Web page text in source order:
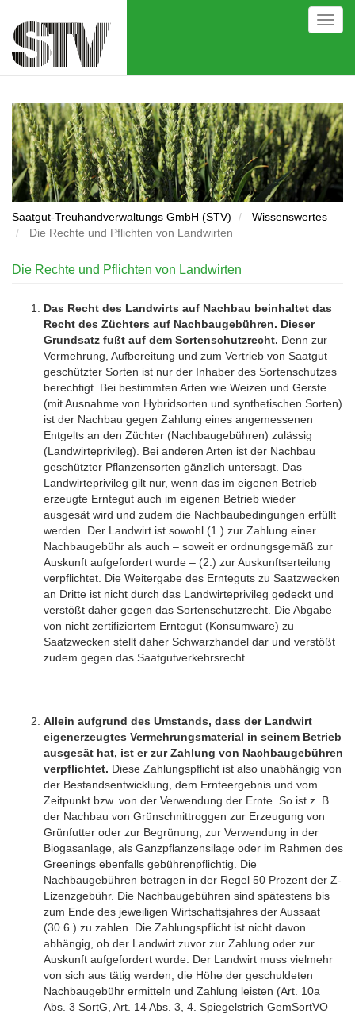
zum
Inhalt
Saatgut-Treuhandverwaltungs GmbH (STV)
Wissenswertes
Die Rechte und Pflichten von Landwirten
Die Rechte und Pflichten von Landwirten
Das Recht des Landwirts auf Nachbau beinhaltet das
Recht des Züchters auf Nachbaugebühren. Dieser
Grundsatz fußt auf dem Sortenschutzrecht. Denn zur
Vermehrung, Aufbereitung und zum Vertrieb von Saatgut
geschützter Sorten ist nur der Inhaber des Sortenschutzes
berechtigt. Bei bestimmten Arten wie Weizen und Gerste
(mit Ausnahme von Hybridsorten und synthetischen Sorten)
ist der Nachbau gegen Zahlung eines angemessenen
Entgelts an den Züchter (Nachbaugebühren) zulässig
(Landwirteprivileg). Bei anderen Arten ist der Nachbau
geschützter Pflanzensorten gänzlich untersagt. Das
Landwirteprivileg gilt nur, wenn das im eigenen Betrieb
erzeugte Erntegut auch im eigenen Betrieb wieder
ausgesät wird und zudem die Nachbaubedingungen erfüllt
werden. Der Landwirt ist sowohl (1.) zur Zahlung einer
Nachbaugebühr als auch – soweit er ordnungsgemäß zur
Auskunft aufgefordert wurde – (2.) zur Auskunftserteilung
verpflichtet. Die Weitergabe des Ernteguts zu Saatzwecken
an Dritte ist nicht durch das Landwirteprivileg gedeckt und
verstößt daher gegen das Sortenschutzrecht. Die Abgabe
von nicht zertifiziertem Erntegut (Konsumware) zu
Saatzwecken stellt daher Schwarzhandel dar und verstößt
zudem gegen das Saatgutverkehrsrecht.
Allein aufgrund des Umstands, dass der Landwirt
eigenerzeugtes Vermehrungsmaterial in seinem Betrieb
ausgesät hat, ist er zur Zahlung von Nachbaugebühren
verpflichtet. Diese Zahlungspflicht ist also unabhängig von
der Bestandsentwicklung, dem Ernteergebnis und vom
Zeitpunkt bzw. von der Verwendung der Ernte. So ist z. B.
der Nachbau von Grünschnittroggen zur Erzeugung von
Grünfutter oder zur Begrünung, zur Verwendung in der
Biogasanlage, als Ganzpflanzensilage oder im Rahmen des
Greenings ebenfalls gebührenpflichtig. Die
Nachbaugebühren betragen in der Regel 50 Prozent der Z-
Lizenzgebühr. Die Nachbaugebühren sind spätestens bis
zum Ende des jeweiligen Wirtschaftsjahres der Aussaat
(30.6.) zu zahlen. Die Zahlungspflicht ist nicht davon
abhängig, ob der Landwirt zuvor zur Zahlung oder zur
Auskunft aufgefordert wurde. Der Landwirt muss vielmehr
von sich aus tätig werden, die Höhe der geschuldeten
Nachbaugebühr ermitteln und Zahlung leisten (Art. 10a
Abs. 3 SortG, Art. 14 Abs. 3, 4. Spiegelstrich GemSortVO